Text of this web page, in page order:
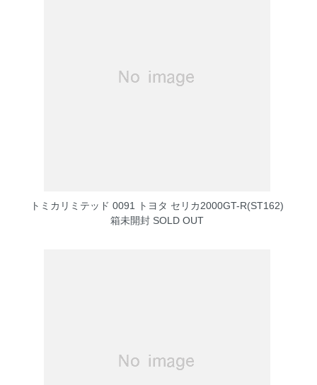
トミカリミテッド 0091 トヨタ セリカ2000GT-R(ST162)
箱未開封SOLD OUT